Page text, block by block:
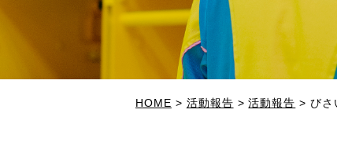
HOME > 活動報告 >活動報告 >びさ